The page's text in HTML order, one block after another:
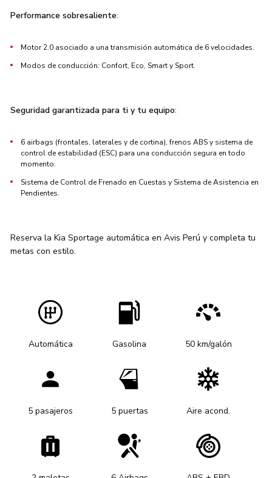
Performance sobresaliente:
Motor 2.0 asociado a una transmisión automática de 6 velocidades.
Modos de conducción: Confort, Eco, Smart y Sport.
Seguridad garantizada para ti y tu equipo:
6 airbags (frontales, laterales y de cortina), frenos ABS y sistema de
control de estabilidad (ESC) para una conducción segura en todo
momento.
Sistema de Control de Frenado en Cuestas y Sistema de Asistencia en
Pendientes.
Reserva la Kia Sportage automática en Avis Perú y completa tu
metas con estilo.
Automática Gasolina 50 km/galón
5 pasajeros 5 puertas Aire acond.